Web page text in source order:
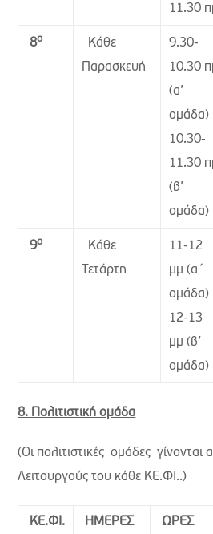
11.30
8ο
Κάθε
Παρασκευή
9.30-
10.30
(α’
ομάδα)
10.30-
11.30
(β’
ομάδα)
9ο
Κάθε
Τετάρτη
11-12
μμ (α΄
ομάδα)
12-13
μμ (β’
ομάδα)
8. Πολιτιστική ομάδα
(Οι πολιτιστικές ομάδες
Λειτουργούς του κάθε ΚΕ.ΦΙ..)
ΚΕ.ΦΙ. ΗΜΕΡΕΣ ΩΡΕΣ